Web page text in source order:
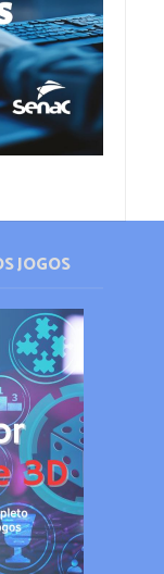
JOGOS